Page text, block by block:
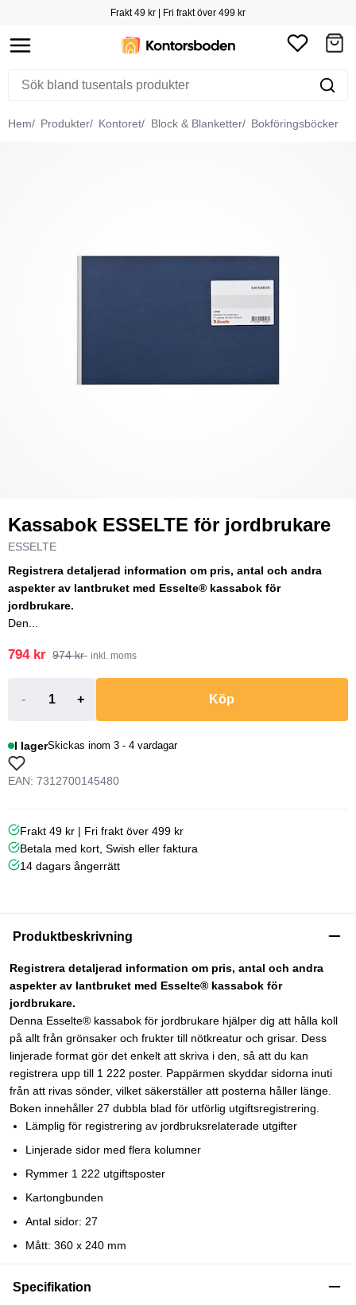
Frakt 49 kr | Fri frakt över 499 kr
Hem Produkter Kontoret Block & Blanketter Bokföringsböcker
Kassabok ESSELTE för jordbrukare
ESSELTE
Registrera detaljerad information om pris, antal och andra
aspekter av lantbruket med Esselte® kassabok för
jordbrukare.
Den...
794 kr 974 kr inkl. moms
- + Köp
I lagerSkickas inom 3 - 4 vardagar
EAN: 7312700145480
Frakt 49 kr | Fri frakt över 499 kr
Betala med kort, Swish eller faktura
14 dagars ångerrätt
Produktbeskrivning
Registrera detaljerad information om pris, antal och andra
aspekter av lantbruket med Esselte® kassabok för
jordbrukare.
Denna Esselte® kassabok för jordbrukare hjälper dig att hålla koll
på allt från grönsaker och frukter till nötkreatur och grisar. Dess
linjerade format gör det enkelt att skriva i den, så att du kan
registrera upp till 1 222 poster. Pappärmen skyddar sidorna inuti
från att rivas sönder, vilket säkerställer att posterna håller länge.
Boken innehåller 27 dubbla blad för utförlig utgiftsregistrering.
Lämplig för registrering av jordbruksrelaterade utgifter
Linjerade sidor med flera kolumner
Rymmer 1 222 utgiftsposter
Kartongbunden
Antal sidor: 27
Mått: 360 x 240 mm
Specifikation